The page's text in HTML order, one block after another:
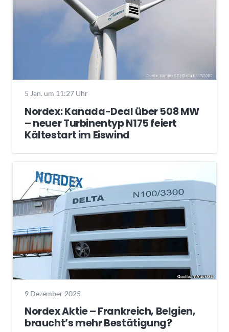
5 Jan. um 11:27 Uhr
Nordex: Kanada-Deal über 508 MW
– neuer Turbinentyp N175 feiert
Kältestart im Eiswind
9 Dezember 2025
Nordex Aktie – Frankreich, Belgien,
braucht’s mehr Bestätigung?